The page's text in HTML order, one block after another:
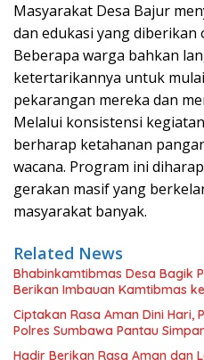
Masyarakat Desa Bajur
dan edukasi yang diberikan
Beberapa warga bahkan
ketertarikannya untuk
pekarangan mereka dan
Melalui konsistensi
berharap ketahanan
wacana. Program ini
gerakan masif yang
masyarakat banyak.
Related News
Bhabinkamtibmas Desa Bagik
Berikan Imbauan Kamtibmas
Ciptakan Rasa Aman Dini Hari,
Polres Sumbawa Pantau
Hadir Berikan Rasa Aman dan